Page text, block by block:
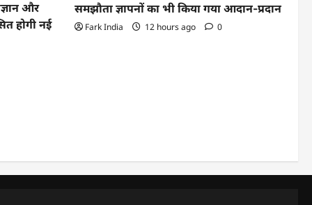
और
होगी नई
समझौता ज्ञापनों का भी किया गया आदान-प्रदान
Fark India 12 hours ago 0